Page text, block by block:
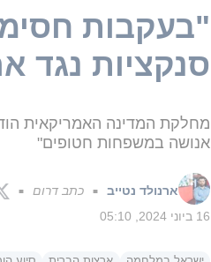
"בעקבות
סנקציות נגד
מחלקת המדינה האמריקאית
אנושה במשפחות חטופים"
ארנולד נטייב ■ כתב דרום ■
16 ביוני 2024, 05:10